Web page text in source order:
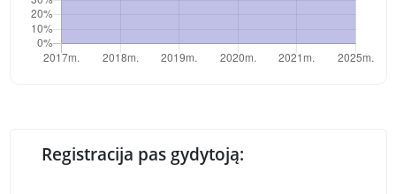
Registracija pas gydytoją: